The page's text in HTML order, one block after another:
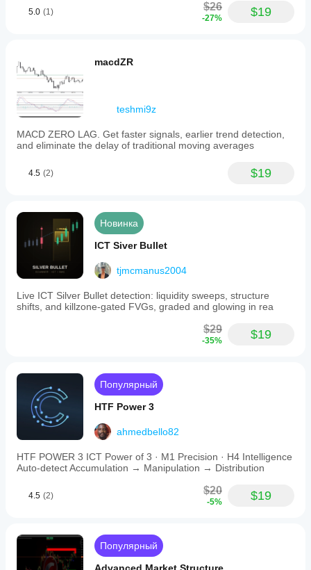
5.0 (1) $26
-27% $19
macdZR
teshmi9z
MACD ZERO LAG. Get faster signals, earlier trend detection,
and eliminate the delay of traditional moving averages
4.5 (2) $19
Новинка
ICT Siver Bullet
tjmcmanus2004
Live ICT Silver Bullet detection: liquidity sweeps, structure
shifts, and killzone-gated FVGs, graded and glowing in rea
$29
-35% $19
Популярный
HTF Power 3
ahmedbello82
HTF POWER 3 ICT Power of 3 · M1 Precision · H4 Intelligence
Auto-detect Accumulation → Manipulation → Distribution
4.5 (2) $20
-5% $19
Популярный